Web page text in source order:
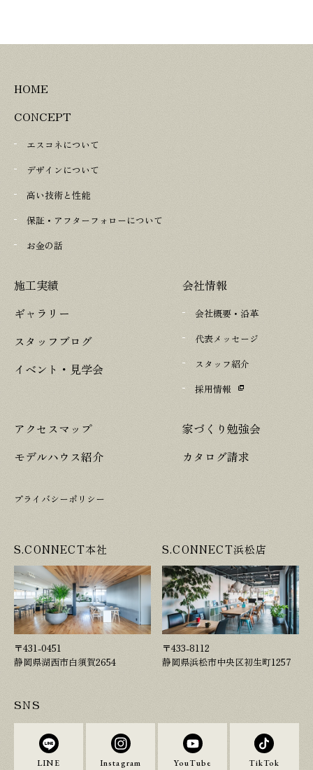
HOME
CONCEPT
エスコネについて
デザインについて
高い技術と性能
保証・アフターフォローについて
お金の話
施工実績
ギャラリー
スタッフブログ
イベント・見学会
会社情報
会社概要・沿革
代表メッセージ
スタッフ紹介
採用情報
アクセスマップ
モデルハウス紹介
家づくり勉強会
カタログ請求
プライバシーポリシー
S.CONNECT本社
〒431-0451
静岡県湖西市白須賀2654
S.CONNECT浜松店
〒433-8112
静岡県浜松市中央区初生町1257
SNS
LINE Instagram YouTube TikTok